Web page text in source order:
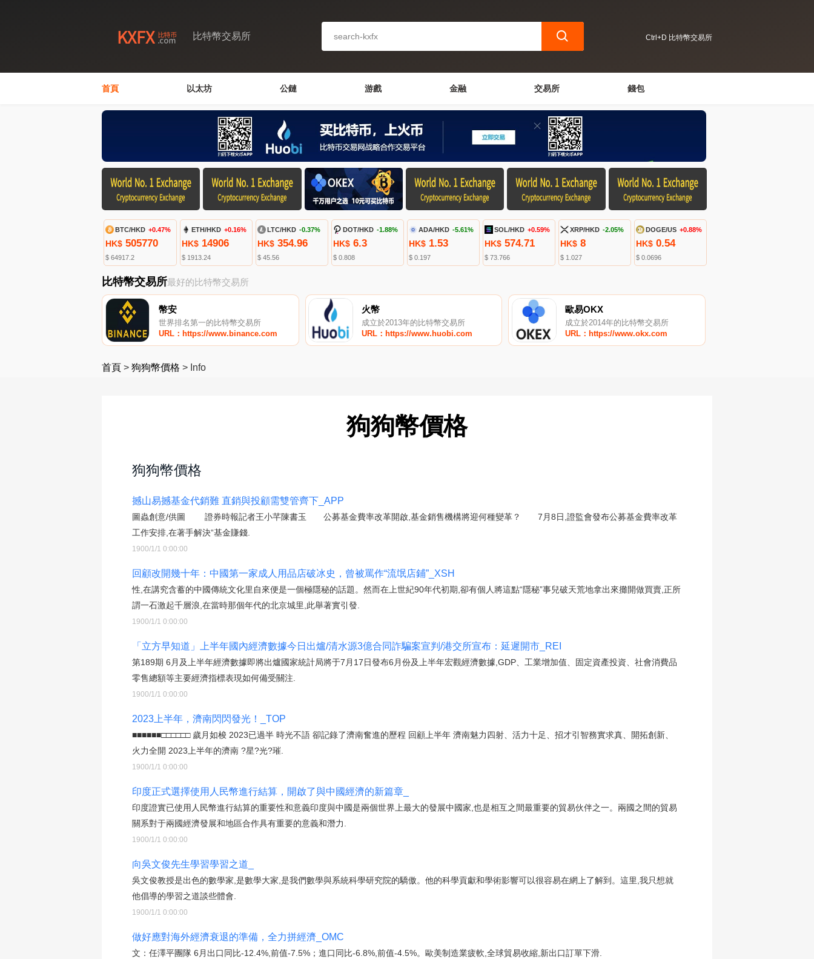
比特幣交易所 Ctrl+D 比特幣交易所
首頁 以太坊 公鏈 游戲 金融 交易所 錢包
BTC/HKD +0.47%
HK$ 505770
$ 64917.2
ETH/HKD +0.16%
HK$14906
$ 1913.24
LTC/HKD -0.37%
HK$354.96
$ 45.56
DOT/HKD -1.88%
HK$6.3
$ 0.808
ADA/HKD -5.61%
HK$1.53
$ 0.197
SOL/HKD +0.59%
HK$ 574.71
$ 73.766
XRP/HKD -2.05%
HK$ 8
$ 1.027
DOGE/US +0.88%
HK$ 0.54
$ 0.0696
比特幣交易所最好的比特幣交易所
幣安
世界排名第一的比特幣交易所
URL：https://www.binance.com
火幣
成立於2013年的比特幣交易所
URL：https://www.huobi.com
歐易OKX
成立於2014年的比特幣交易所
URL：https://www.okx.com
首頁 > 狗狗幣價格 > Info
狗狗幣價格
狗狗幣價格
撼山易撼基金代銷難 直銷與投顧需雙管齊下_APP
圖蟲創意/供圖 證券時報記者王小芊陳書玉 公募基金費率改革開啟,基金銷售機構將迎何種變革？ 7月8日,證監會發布公募基金費率改革
工作安排,在著手解決“基金賺錢.
1900/1/1 0:00:00
回顧改開幾十年：中國第一家成人用品店破冰史，曾被罵作“流氓店鋪”_XSH
性,在講究含蓄的中國傳統文化里自來便是一個極隱秘的話題。然而在上世紀90年代初期,卻有個人將這點“隱秘”事兒破天荒地拿出來攤開做買賣,正所
謂一石激起千層浪,在當時那個年代的北京城里,此舉著實引發.
1900/1/1 0:00:00
「立方早知道」上半年國內經濟數據今日出爐/清水源3億合同詐騙案宣判/港交所宣布：延遲開市_REI
第189期 6月及上半年經濟數據即將出爐國家統計局將于7月17日發布6月份及上半年宏觀經濟數據,GDP、工業增加值、固定資產投資、社會消費品
零售總額等主要經濟指標表現如何備受關注.
1900/1/1 0:00:00
2023上半年，濟南閃閃發光！_TOP
■■■■■■□□□□□□ 歲月如梭 2023已過半 時光不語 卻記錄了濟南奮進的歷程 回顧上半年 濟南魅力四射、活力十足、招才引智務實求真、開拓創新、
火力全開 2023上半年的濟南 ?星?光?璀.
1900/1/1 0:00:00
印度正式選擇使用人民幣進行結算，開啟了與中國經濟的新篇章_
印度證實已使用人民幣進行結算的重要性和意義印度與中國是兩個世界上最大的發展中國家,也是相互之間最重要的貿易伙伴之一。兩國之間的貿易
關系對于兩國經濟發展和地區合作具有重要的意義和潛力.
1900/1/1 0:00:00
向吳文俊先生學習學習之道_
吳文俊教授是出色的數學家,是數學大家,是我們數學與系統科學研究院的驕傲。他的科學貢獻和學術影響可以很容易在網上了解到。這里,我只想就
他倡導的學習之道談些體會.
1900/1/1 0:00:00
做好應對海外經濟衰退的準備，全力拼經濟_OMC
文：任澤平團隊 6月出口同比-12.4%,前值-7.5%；進口同比-6.8%,前值-4.5%。歐美制造業疲軟,全球貿易收縮,新出口訂單下滑.